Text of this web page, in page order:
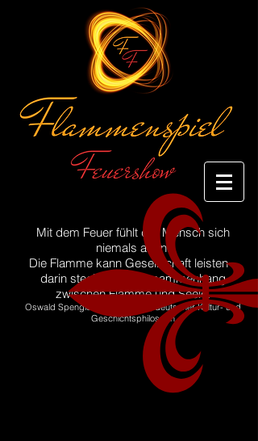
Mit dem Feuer fühlt der Mensch sich
niemals allein.
Die Flamme kann Gesellschaft leisten –
darin steckt der Urzusammenhang
zwischen Flamme und Seele.
Oswald Spengler
, deutscher Kultur- und
Geschichtsphilosoph